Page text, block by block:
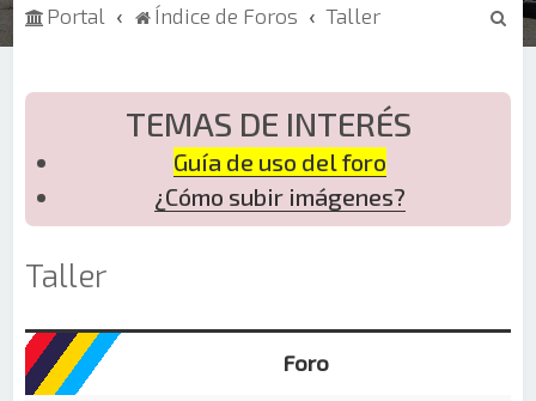
Portal Índice de Foros Taller
B
TEMAS DE INTERÉS
Guía de uso del foro
¿Cómo subir imágenes?
Taller
Foro